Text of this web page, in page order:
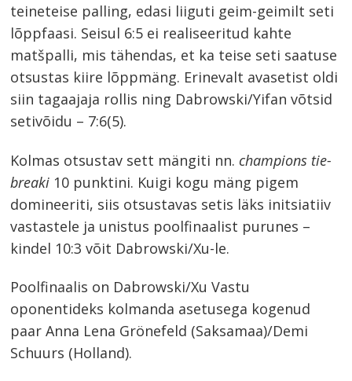
teineteise palling, edasi liiguti geim-geimilt seti
lõppfaasi. Seisul 6:5 ei realiseeritud kahte
matšpalli, mis tähendas, et ka teise seti saatuse
otsustas kiire lõppmäng. Erinevalt avasetist oldi
siin tagaajaja rollis ning Dabrowski/Yifan võtsid
setivõidu – 7:6(5).
Kolmas otsustav sett mängiti nn. champions tie-
breaki 10 punktini. Kuigi kogu mäng pigem
domineeriti, siis otsustavas setis läks initsiatiiv
vastastele ja unistus poolfinaalist purunes –
kindel 10:3 võit Dabrowski/Xu-le.
Poolfinaalis on Dabrowski/Xu Vastu
oponentideks kolmanda asetusega kogenud
paar Anna Lena Grönefeld (Saksamaa)/Demi
Schuurs (Holland).